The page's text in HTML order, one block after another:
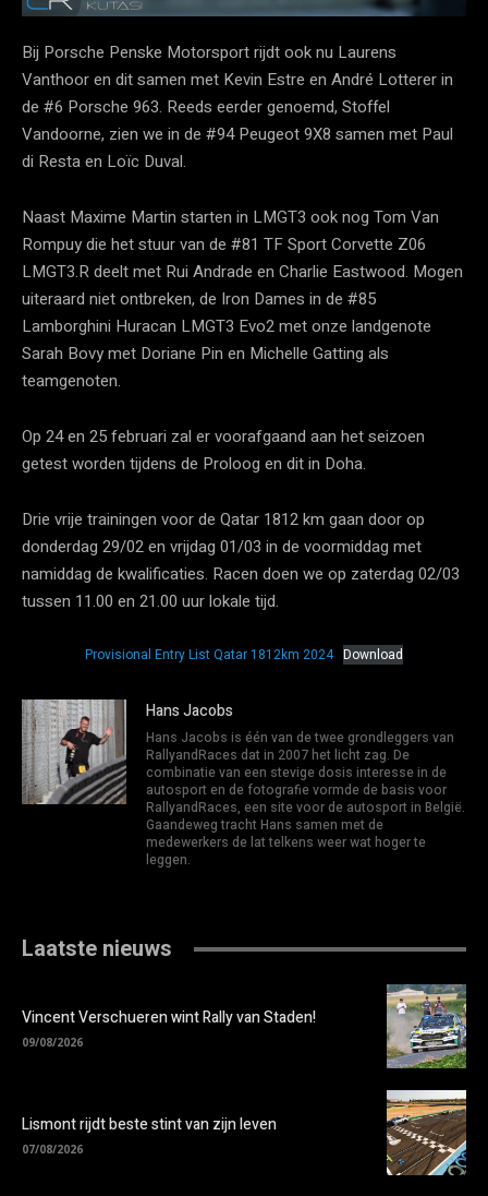
Bij Porsche Penske Motorsport rijdt ook nu Laurens
Vanthoor en dit samen met Kevin Estre en André Lotterer in
de #6 Porsche 963. Reeds eerder genoemd, Stoffel
Vandoorne, zien we in de #94 Peugeot 9X8 samen met Paul
di Resta en Loïc Duval.
Naast Maxime Martin starten in LMGT3 ook nog Tom Van
Rompuy die het stuur van de #81 TF Sport Corvette Z06
LMGT3.R deelt met Rui Andrade en Charlie Eastwood. Mogen
uiteraard niet ontbreken, de Iron Dames in de #85
Lamborghini Huracan LMGT3 Evo2 met onze landgenote
Sarah Bovy met Doriane Pin en Michelle Gatting als
teamgenoten.
Op 24 en 25 februari zal er voorafgaand aan het seizoen
getest worden tijdens de Proloog en dit in Doha.
Drie vrije trainingen voor de Qatar 1812 km gaan door op
donderdag 29/02 en vrijdag 01/03 in de voormiddag met
namiddag de kwalificaties. Racen doen we op zaterdag 02/03
tussen 11.00 en 21.00 uur lokale tijd.
Provisional Entry List Qatar 1812km 2024 Download
Hans Jacobs
Hans Jacobs is één van de twee grondleggers van
RallyandRaces dat in 2007 het licht zag. De
combinatie van een stevige dosis interesse in de
autosport en de fotografie vormde de basis voor
RallyandRaces, een site voor de autosport in België.
Gaandeweg tracht Hans samen met de
medewerkers de lat telkens weer wat hoger te
leggen.
Laatste nieuws
Vincent Verschueren wint Rally van Staden!
09/08/2026
Lismont rijdt beste stint van zijn leven
07/08/2026